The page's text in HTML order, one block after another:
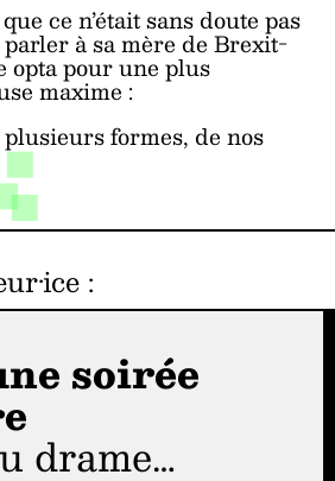
ce n’était sans doute pas
à sa mère de Brexit-
opta pour une plus
maxime :
formes, de nos
:
soirée
drame…